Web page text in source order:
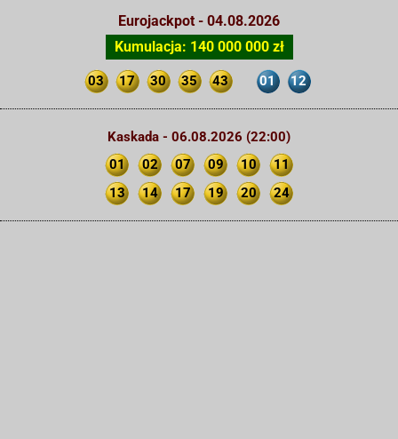
Eurojackpot - 04.08.2026
Kumulacja: 140 000 000 zł
03 17 30 35 43 01 12
Kaskada - 06.08.2026 (22:00)
01
02 07 09 10
11
13
14 17 19 20 24